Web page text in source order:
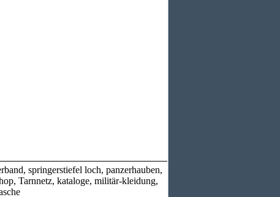
springerstiefel loch, panzerhauben,
Tarnnetz, kataloge, militär-kleidung,